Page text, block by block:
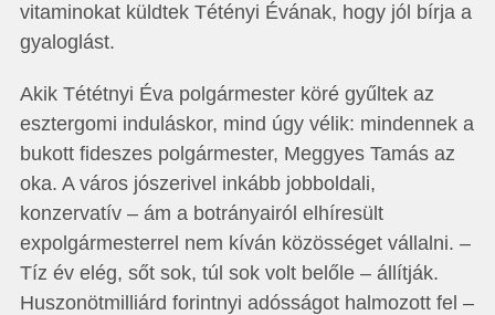
vitaminokat küldtek Tétényi Évának, hogy jól bírja a
gyaloglást.
Akik Tététnyi Éva polgármester köré gyűltek az
esztergomi induláskor, mind úgy vélik: mindennek a
bukott fideszes polgármester, Meggyes Tamás az
oka. A város jószerivel inkább jobboldali,
konzervatív – ám a botrányai­ról elhíresült
expolgármesterrel nem kíván közösséget vállalni. –
Tíz év elég, sőt sok, túl sok volt belőle – állítják.
Huszonötmilliárd forintnyi adósságot halmozott fel –